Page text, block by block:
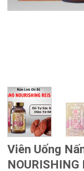
Viên Uống